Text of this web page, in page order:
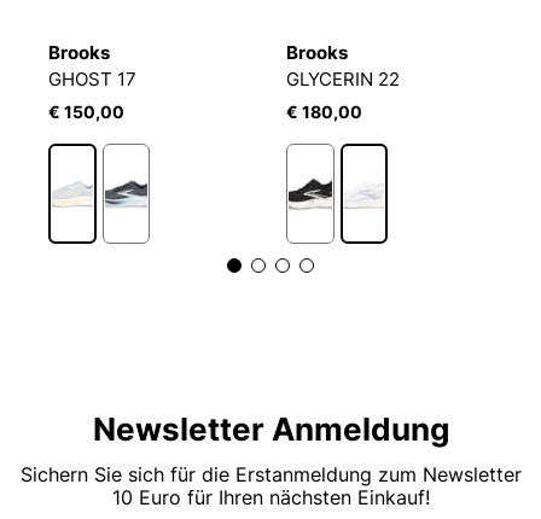
Brooks
GHOST 17
€ 150,00
Brooks
GLYCERIN 22
€ 180,00
Newsletter Anmeldung
Sichern Sie sich für die Erstanmeldung zum Newsletter
10 Euro für Ihren nächsten Einkauf!